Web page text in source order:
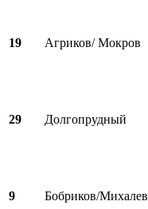
19 Агриков/ Мокров
29 Долгопрудный
9 Бобриков/Михалев